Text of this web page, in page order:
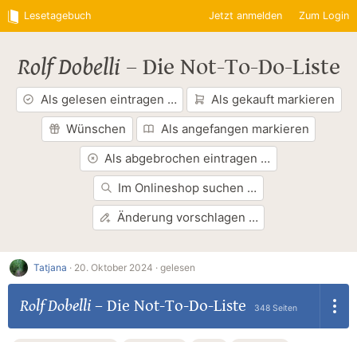
Lesetagebuch Jetzt anmelden Zum Login
Rolf Dobelli– Die Not-To-Do-Liste
Als gelesen eintragen …
Als gekauft markieren
Wünschen
Als angefangen markieren
Als abgebrochen eintragen …
Im Onlineshop suchen …
Änderung vorschlagen …
Tatjana · 20. Oktober 2024 · gelesen
Rolf Dobelli– Die Not-To-Do-Liste 348 Seiten